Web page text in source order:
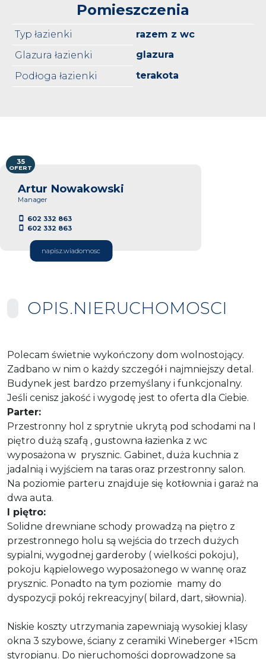
Pomieszczenia
Typ łazienki
razem z wc
Glazura łazienki
glazura
Podłoga łazienki
terakota
Artur Nowakowski
Manager
602 332 863
602 332 863
napisz.wiadomosc
35
OFERT
OPIS.NIERUCHOMOSCI
Polecam świetnie wykończony dom wolnostojący.
Zadbano w nim o każdy szczegół i najmniejszy detal.
Budynek jest bardzo przemyślany i funkcjonalny.
Jeśli cenisz jakość i wygodę jest to oferta dla Ciebie.
Parter:
Przestronny hol z sprytnie ukrytą pod schodami na I
piętro dużą szafą , gustowna łazienka z wc
wyposażona w prysznic. Gabinet, duża kuchnia z
jadalnią i wyjściem na taras oraz przestronny salon.
Na poziomie parteru znajduje się kotłownia i garaż na
dwa auta.
I piętro:
Solidne drewniane schody prowadzą na piętro z
przestronnego holu są wejścia do trzech dużych
sypialni, wygodnej garderoby ( wielkości pokoju),
pokoju kąpielowego wyposażonego w wannę oraz
prysznic. Ponadto na tym poziomie mamy do
dyspozycji pokój rekreacyjny( bilard, dart, siłownia).
Niskie koszty utrzymania zapewniają wysokiej klasy
okna 3 szybowe, ściany z ceramiki Wineberger +15cm
styropianu. Do nieruchomości doprowadzone są